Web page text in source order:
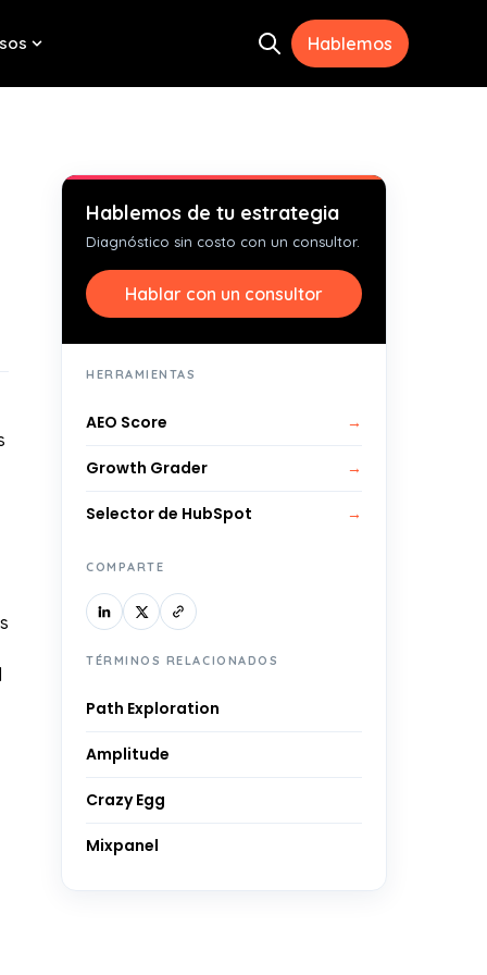
for Herramientas Open search
Hablemos
Hablemos de tu estrategia
Diagnóstico sin costo con un consultor.
Hablar con un consultor
HERRAMIENTAS
AEO Score →
Growth Grader →
Selector de HubSpot →
COMPARTE
TÉRMINOS RELACIONADOS
Path Exploration
Amplitude
Crazy Egg
Mixpanel